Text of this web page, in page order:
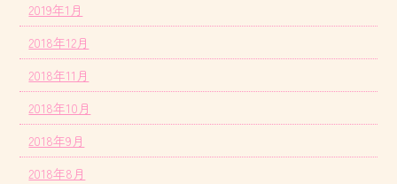
2019年1月
2018年12月
2018年11月
2018年10月
2018年9月
2018年8月